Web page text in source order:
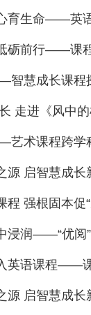
育生命——英
砺前行——课
慧成长课程
走进《风中
术课程跨学
源 启智慧成长
程 强根固本促
浸润——“优阅
英语课程——
源 启智慧成长